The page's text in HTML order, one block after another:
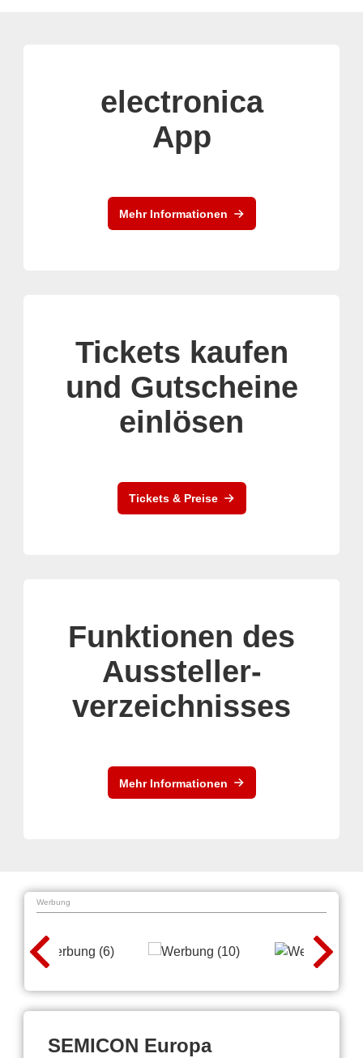
electronica
App
Mehr Informationen
Tickets kaufen
und Gutscheine
einlösen
Tickets & Preise
Funktionen des
Aussteller-
verzeichnisses
Mehr Informationen
Werbung
SEMICON Europa